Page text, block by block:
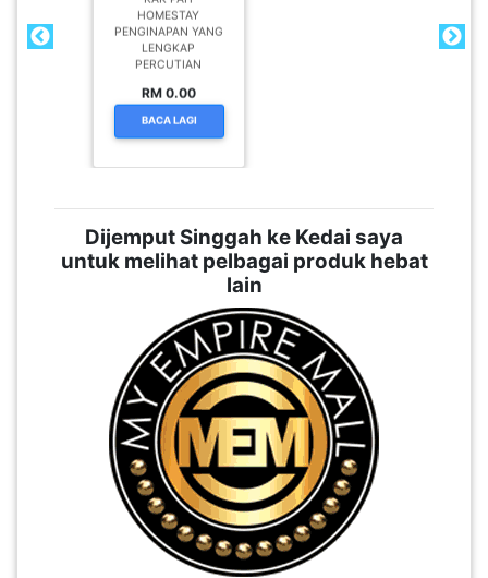
KAK PAH
HOMESTAY
PENGINAPAN YANG
LENGKAP
RM 0.00
Dijemput Singgah ke Kedai saya
untuk melihat pelbagai produk hebat
lain